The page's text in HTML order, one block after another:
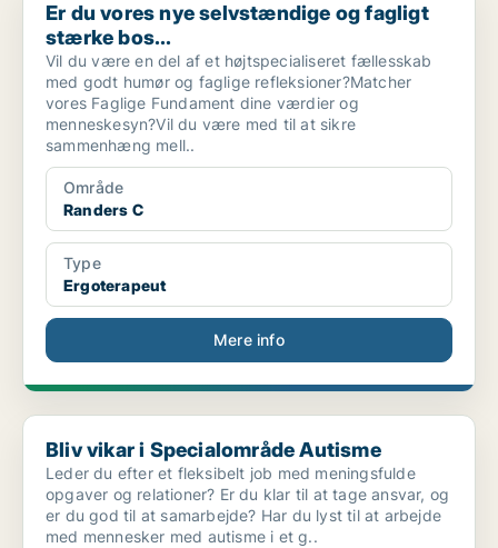
Er du vores nye selvstændige og fagligt
stærke bos...
Vil du være en del af et højtspecialiseret fællesskab
med godt humør og faglige refleksioner?Matcher
vores Faglige Fundament dine værdier og
menneskesyn?Vil du være med til at sikre
sammenhæng mell..
Område
Randers C
Type
Ergoterapeut
Mere info
Bliv vikar i Specialområde Autisme
Bliv vikar i Specialområde Autisme
Leder du efter et fleksibelt job med meningsfulde
opgaver og relationer? Er du klar til at tage ansvar, og
er du god til at samarbejde? Har du lyst til at arbejde
med mennesker med autisme i et g..